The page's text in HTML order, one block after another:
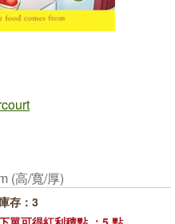
(高/寬/厚)
庫存：3